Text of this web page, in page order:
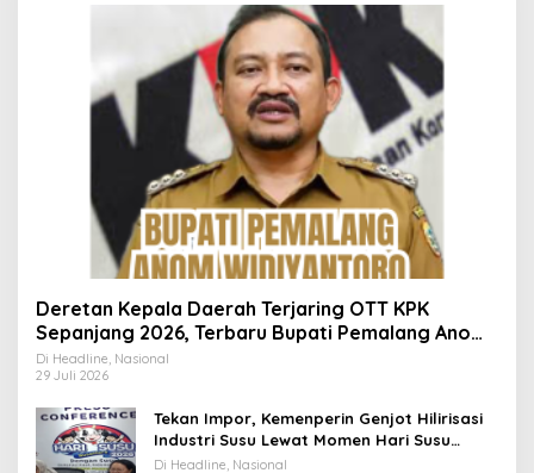
Deretan Kepala Daerah Terjaring OTT KPK
Sepanjang 2026, Terbaru Bupati Pemalang Anom
Widiyantoro
Di Headline, Nasional
29 Juli 2026
Tekan Impor, Kemenperin Genjot Hilirisasi
Industri Susu Lewat Momen Hari Susu
Nusantara 2026
Di Headline, Nasional